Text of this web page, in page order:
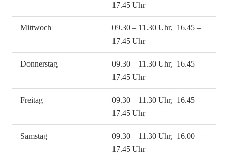
17.45 Uhr
Mittwoch
09.30 – 11.30 Uhr, 16.45 –
17.45 Uhr
Donnerstag
09.30 – 11.30 Uhr, 16.45 –
17.45 Uhr
Freitag
09.30 – 11.30 Uhr, 16.45 –
17.45 Uhr
Samstag
09.30 – 11.30 Uhr, 16.00 –
17.45 Uhr